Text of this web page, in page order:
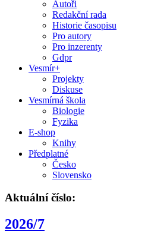
Autoři
Redakční rada
Historie časopisu
Pro autory
Pro inzerenty
Gdpr
Vesmír+
Projekty
Diskuse
Vesmírná škola
Biologie
Fyzika
E-shop
Knihy
Předplatné
Česko
Slovensko
Aktuální číslo:
2026/7